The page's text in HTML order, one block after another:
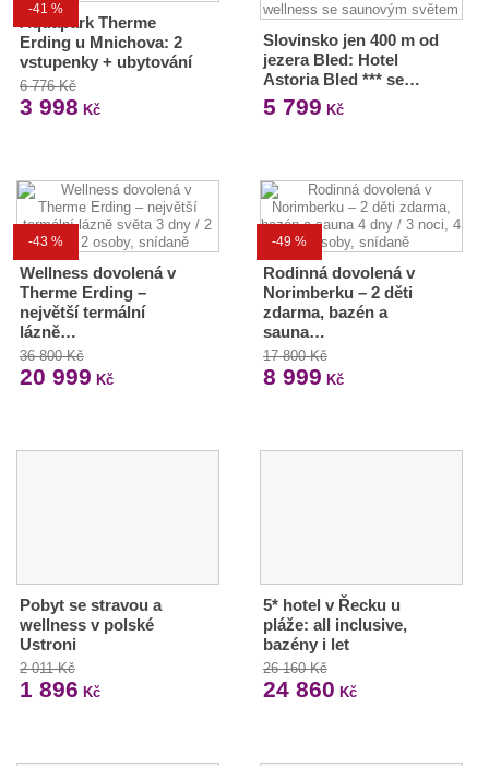
-41 %
Aquapark Therme
Erding u Mnichova: 2
vstupenky + ubytování
6 776 Kč
3 998 Kč
Slovinsko jen 400 m od
jezera Bled: Hotel
Astoria Bled *** se…
5 799 Kč
-43 %
Wellness dovolená v
Therme Erding –
největší termální
lázně…
36 800 Kč
20 999 Kč
-49 %
Rodinná dovolená v
Norimberku – 2 děti
zdarma, bazén a
sauna…
17 800 Kč
8 999 Kč
Pobyt se stravou a
wellness v polské
Ustroni
2 011 Kč
1 896 Kč
5* hotel v Řecku u
pláže: all inclusive,
bazény i let
26 160 Kč
24 860 Kč